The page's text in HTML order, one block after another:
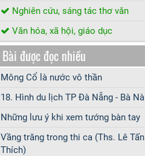
Nghiên cứu, sáng tác thơ văn
Văn hóa, xã hội, giáo dục
Bài được đọc nhiều
Mông Cổ là nước vô thần
18. Hình du lịch TP Đà Nẵng - Bà Nà
Những lưu ý khi xem tướng bàn tay
Vầng trăng trong thi ca (Ths. Lê Tấn
Thích)